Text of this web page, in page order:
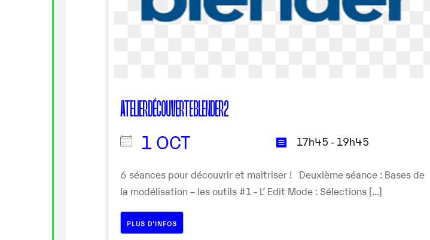
ATELIER DÉCOUVERTE BLENDER 2
1 OCT 17h45 - 19h45
6 séances pour découvrir et maitriser ! Deuxième séance : Bases de
la modélisation – les outils #1 - L’ Edit Mode : Sélections [...]
PLUS D’INFOS